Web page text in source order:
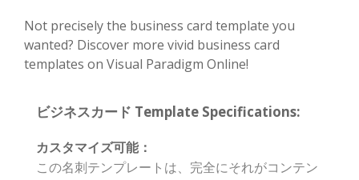
Not precisely the business card template you
wanted? Discover more vivid business card
templates on Visual Paradigm Online!
ビジネスカード Template Specifications:
カスタマイズ可能：
この名刺テンプレートは、完全にそれがコンテン